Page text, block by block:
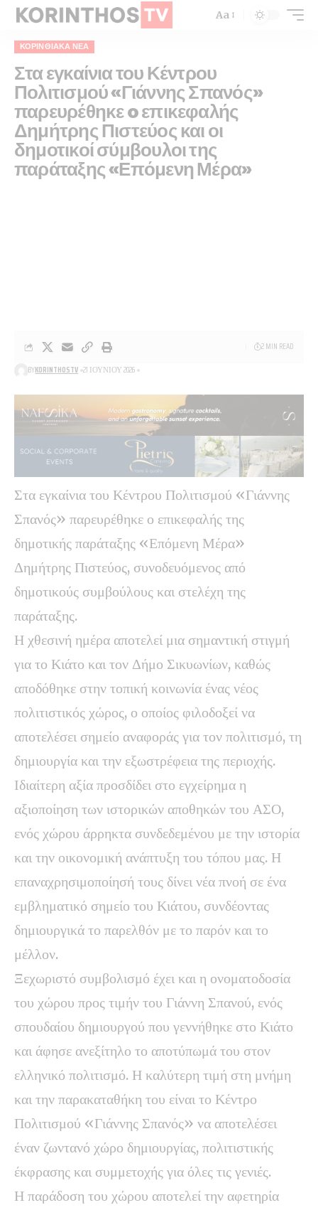
Aa
ΚΟΡΙΝΘΙΑΚΆ ΝΈΑ
Στα εγκαίνια του Κέντρου
Πολιτισμού «Γιάννης Σπανός»
παρευρέθηκε o επικεφαλής
Δημήτρης Πιστεύος και οι
δημοτικοί σύμβουλοι της
παράταξης «Επόμενη Μέρα»
BYKORINTHOSTV 21 ΙΟΥΝΊΟΥ 2026
2 MIN READ
Στα εγκαίνια του Κέντρου Πολιτισμού «Γιάννης
Σπανός» παρευρέθηκε ο επικεφαλής της
δημοτικής παράταξης «Επόμενη Μέρα»
Δημήτρης Πιστεύος, συνοδευόμενος από
δημοτικούς συμβούλους και στελέχη της
παράταξης.
Η χθεσινή ημέρα αποτελεί μια σημαντική στιγμή
για το Κιάτο και τον Δήμο Σικυωνίων, καθώς
αποδόθηκε στην τοπική κοινωνία ένας νέος
πολιτιστικός χώρος, ο οποίος φιλοδοξεί να
αποτελέσει σημείο αναφοράς για τον πολιτισμό, τη
δημιουργία και την εξωστρέφεια της περιοχής.
Ιδιαίτερη αξία προσδίδει στο εγχείρημα η
αξιοποίηση των ιστορικών αποθηκών του ΑΣΟ,
ενός χώρου άρρηκτα συνδεδεμένου με την ιστορία
και την οικονομική ανάπτυξη του τόπου μας. Η
επαναχρησιμοποίησή τους δίνει νέα πνοή σε ένα
εμβληματικό σημείο του Κιάτου, συνδέοντας
δημιουργικά το παρελθόν με το παρόν και το
μέλλον.
Ξεχωριστό συμβολισμό έχει και η ονοματοδοσία
του χώρου προς τιμήν του Γιάννη Σπανού, ενός
σπουδαίου δημιουργού που γεννήθηκε στο Κιάτο
και άφησε ανεξίτηλο το αποτύπωμά του στον
ελληνικό πολιτισμό. Η καλύτερη τιμή στη μνήμη
και την παρακαταθήκη του είναι το Κέντρο
Πολιτισμού «Γιάννης Σπανός» να αποτελέσει
έναν ζωντανό χώρο δημιουργίας, πολιτιστικής
έκφρασης και συμμετοχής για όλες τις γενιές.
Η παράδοση του χώρου αποτελεί την αφετηρία